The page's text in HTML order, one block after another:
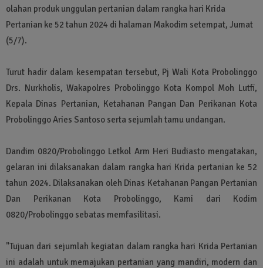
olahan produk unggulan pertanian dalam rangka hari Krida
Pertanian ke 52 tahun 2024 di halaman Makodim setempat, Jumat
(5/7).
Turut hadir dalam kesempatan tersebut, Pj Wali Kota Probolinggo
Drs. Nurkholis, Wakapolres Probolinggo Kota Kompol Moh Lutfi,
Kepala Dinas Pertanian, Ketahanan Pangan Dan Perikanan Kota
Probolinggo Aries Santoso serta sejumlah tamu undangan.
Dandim 0820/Probolinggo Letkol Arm Heri Budiasto mengatakan,
gelaran ini dilaksanakan dalam rangka hari Krida pertanian ke 52
tahun 2024. Dilaksanakan oleh Dinas Ketahanan Pangan Pertanian
Dan Perikanan Kota Probolinggo, Kami dari Kodim
0820/Probolinggo sebatas memfasilitasi.
"Tujuan dari sejumlah kegiatan dalam rangka hari Krida Pertanian
ini adalah untuk memajukan pertanian yang mandiri, modern dan